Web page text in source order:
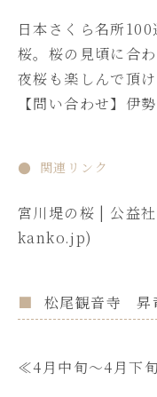
日本さくら名所
桜。桜の見頃に合
夜桜も楽しんで頂け
【問い合わせ】
関連リンク
宮川堤の桜 | 公益
kanko.jp)
松尾観音寺 昇
≪4月中旬～4月下